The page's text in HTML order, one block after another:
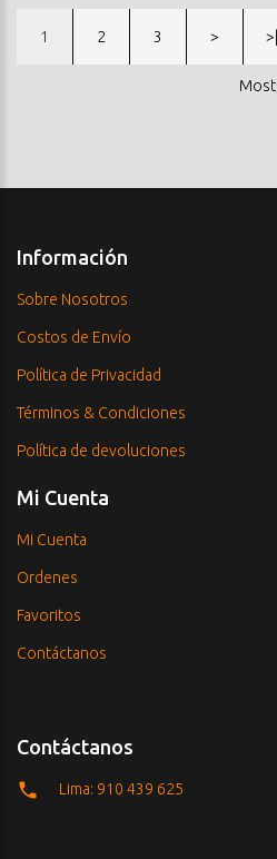
1 2 3 > >|
Información
Sobre Nosotros
Costos de Envío
Política de Privacidad
Términos & Condiciones
Política de devoluciones
Mi Cuenta
Mi Cuenta
Ordenes
Favoritos
Contáctanos
Contáctanos
Lima: 910 439 625